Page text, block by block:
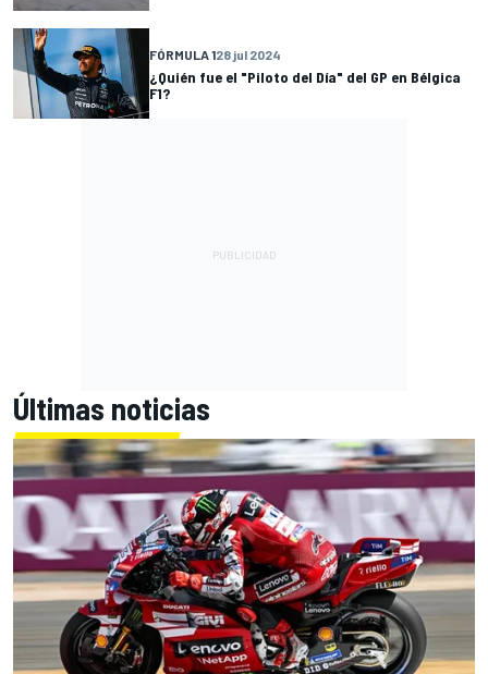
FÓRMULA 128 jul 2024
¿Quién fue el "Piloto del Día" del GP en Bélgica
F1?
Últimas noticias